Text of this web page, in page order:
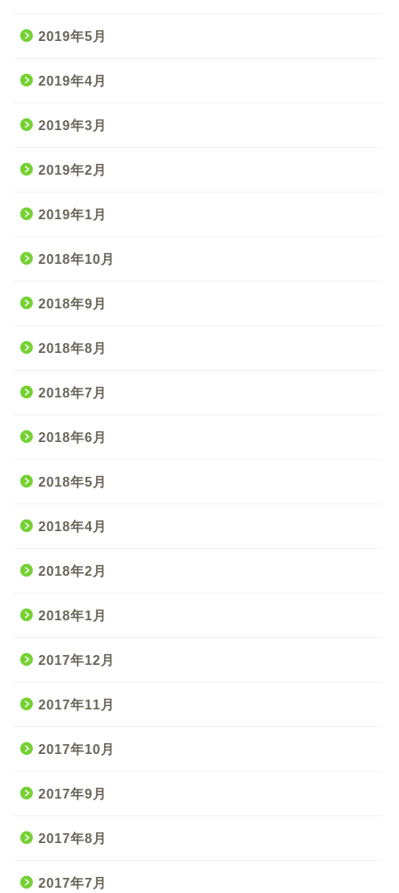
2019年5月
2019年4月
2019年3月
2019年2月
2019年1月
2018年10月
2018年9月
2018年8月
2018年7月
2018年6月
2018年5月
2018年4月
2018年2月
2018年1月
2017年12月
2017年11月
2017年10月
2017年9月
2017年8月
2017年7月